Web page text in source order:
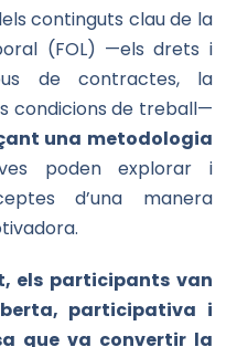
continguts clau de la
(FOL) —els drets i
de contractes, la
condicions de treball—
una metodologia
poden explorar i
d’una manera
els participants van
participativa i
que va convertir la